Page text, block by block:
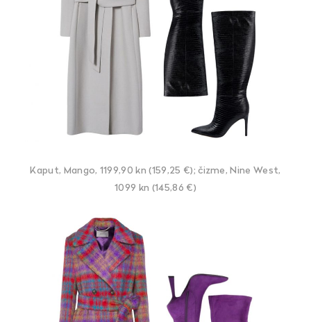
Kaput, Mango, 1199,90 kn (159,25 €); čizme, Nine West,
1099 kn (145,86 €)